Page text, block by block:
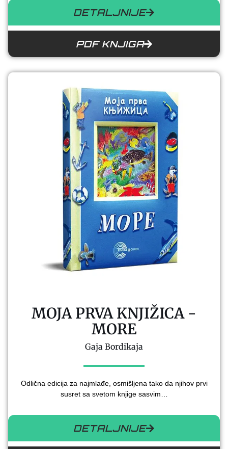
DETALJNIJE
PDF KNJIGA
MOJA PRVA KNJIŽICA -
MORE
Gaja Bordikaja
Odlična edicija za najmlađe, osmišljena tako da njihov prvi
susret sa svetom knjige sasvim…
DETALJNIJE